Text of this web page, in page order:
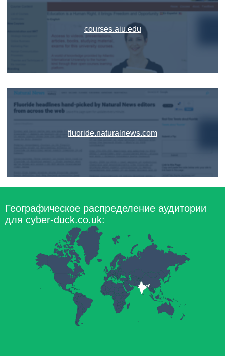
courses.aiu.edu
fluoride.naturalnews.com
Географическое распределение аудитории
для cyber-duck.co.uk: